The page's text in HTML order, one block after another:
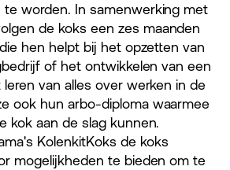
te worden. In samenwerking met
de koks een zes maanden
hen helpt bij het opzetten van
of het ontwikkelen van een
van alles over werken in de
ook hun arbo-diploma waarmee
kok aan de slag kunnen.
KolenkitKoks de koks
mogelijkheden te bieden om te